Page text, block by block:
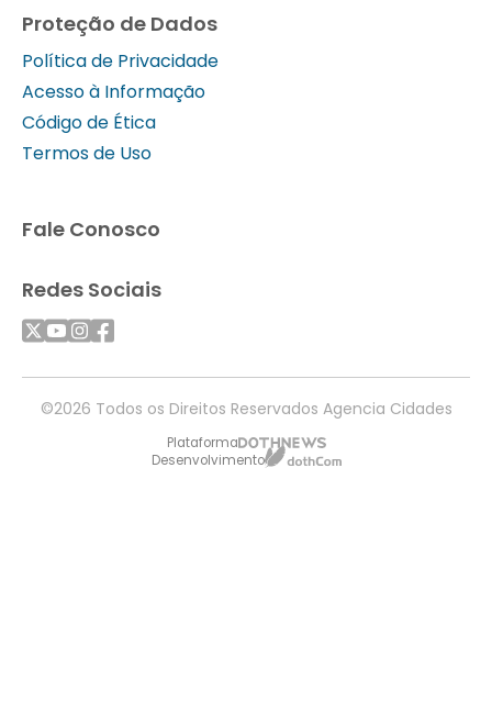
Proteção de Dados
Política de Privacidade
Acesso à Informação
Código de Ética
Termos de Uso
Fale Conosco
Redes Sociais
©2026 Todos os Direitos Reservados Agencia Cidades
Plataforma
Desenvolvimento